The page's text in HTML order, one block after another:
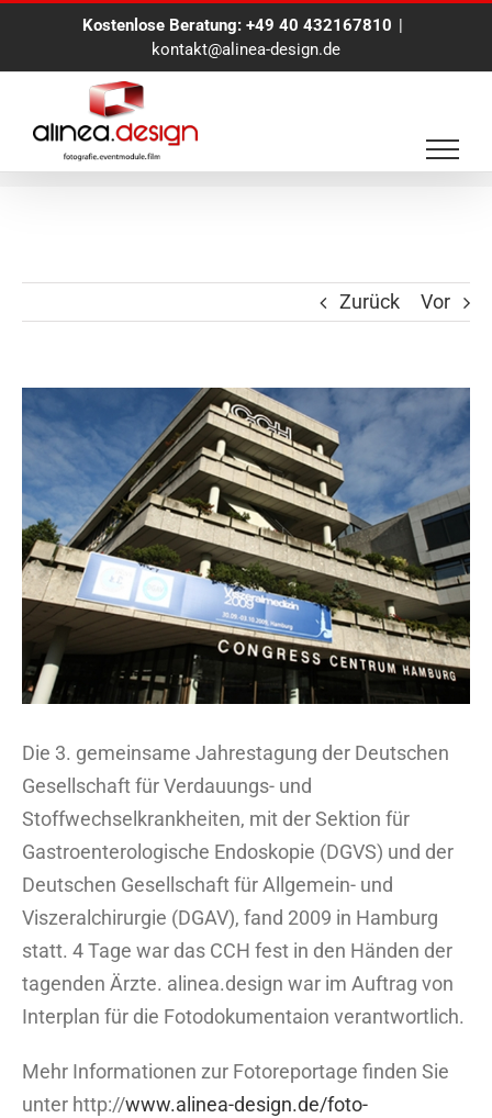
Kostenlose Beratung: +49 40 432167810 |
kontakt@alinea-design.de
DGVS & DGAV im CCH
Zurück Vor
grösseres
Die 3. gemeinsame Jahrestagung der Deutschen
Gesellschaft für Verdauungs- und
Stoffwechselkrankheiten, mit der Sektion für
Gastroenterologische Endoskopie (DGVS) und der
Deutschen Gesellschaft für Allgemein- und
Viszeralchirurgie (DGAV), fand 2009 in Hamburg
statt. 4 Tage war das CCH fest in den Händen der
tagenden Ärzte. alinea.design war im Auftrag von
Interplan für die Fotodokumentaion verantwortlich.
Mehr Informationen zur Fotoreportage finden Sie
unter http://www.alinea-design.de/foto-